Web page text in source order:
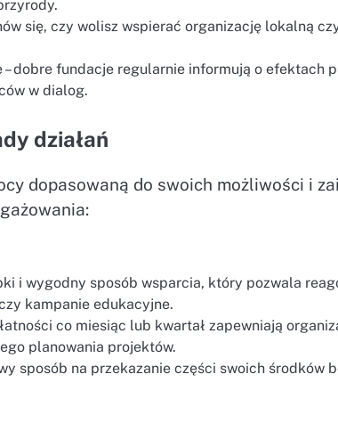
się, czy wolisz wspierać organizację lokalną
dobre fundacje regularnie informują o efektach
w dialog.
działań
dopasowaną do swoich możliwości i
i wygodny sposób wsparcia, który pozwala
kampanie edukacyjne.
co miesiąc lub kwartał zapewniają
planowania projektów.
sposób na przekazanie części swoich środków